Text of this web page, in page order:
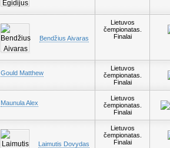
Bendžius Aivaras
Lietuvos
čempionatas.
Finalai
Gould Matthew
Lietuvos
čempionatas.
Finalai
Maunula Alex
Lietuvos
čempionatas.
Finalai
Laimutis Dovydas
Lietuvos
čempionatas.
Finalai